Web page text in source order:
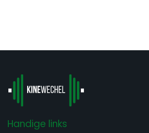
Handige links